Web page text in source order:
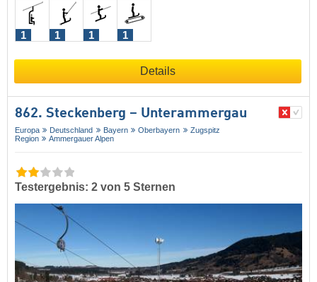
1 1 1 1
Details
862. Steckenberg – Unterammergau
Europa Deutschland Bayern Oberbayern
Zugspitz
Region
Ammergauer Alpen
Testergebnis: 2 von 5 Sternen